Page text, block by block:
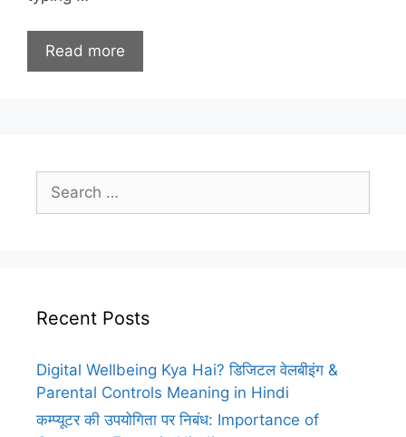
Read more
for:
Recent Posts
Digital Wellbeing Kya Hai? डिजिटल वेलबीइंग &
Parental Controls Meaning in Hindi
कम्प्यूटर की उपयोगिता पर निबंध: Importance of